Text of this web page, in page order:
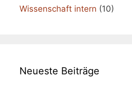
Wissenschaft intern (10)
Neueste Beiträge